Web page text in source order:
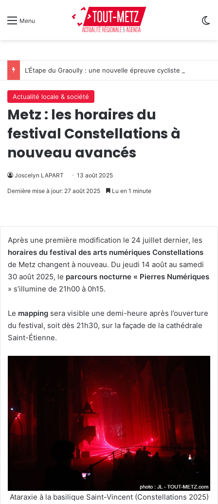
Menu
Actualité locale & société
Metz : les horaires du
festival Constellations à
nouveau avancés
Joscelyn LAPART 13 août 2025
Dernière mise à jour: 27 août 2025 Lu en 1 minute
Après une première modification le 24 juillet dernier, les
horaires du festival des arts numériques Constellations
de Metz changent à nouveau. Du jeudi 14 août au samedi
30 août 2025, le parcours nocturne « Pierres Numériques
» s’illumine de 21h00 à 0h15.
Le mapping sera visible une demi-heure après l’ouverture
du festival, soit dès 21h30, sur la façade de la cathédrale
Saint-Étienne.
Ataraxie à la basilique Saint-Vincent (Constellations 2025)